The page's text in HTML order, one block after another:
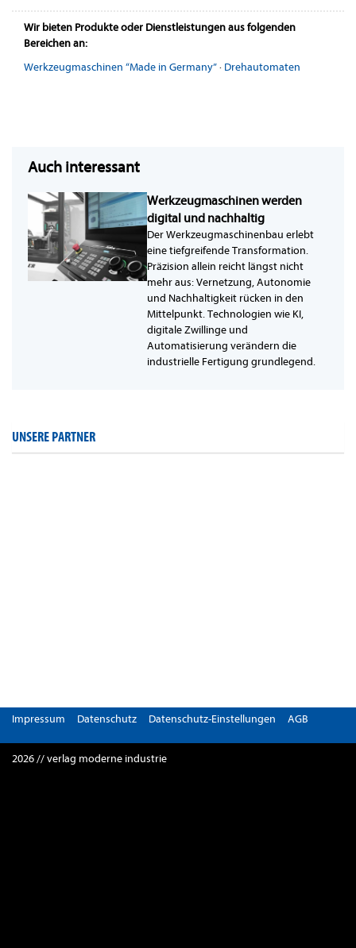
Wir bieten Produkte oder Dienstleistungen aus folgenden
Bereichen an:
Werkzeugmaschinen “Made in Germany”· Drehautomaten
Auch interessant
Werkzeugmaschinen werden
digital und nachhaltig
Der Werkzeugmaschinenbau erlebt
eine tiefgreifende Transformation.
Präzision allein reicht längst nicht
mehr aus: Vernetzung, Autonomie
und Nachhaltigkeit rücken in den
Mittelpunkt. Technologien wie KI,
digitale Zwillinge und
Automatisierung verändern die
industrielle Fertigung grundlegend.
UNSERE PARTNER
Impressum Datenschutz Datenschutz-Einstellungen AGB
2026 // verlag moderne industrie